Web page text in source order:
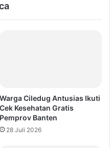
Warga Ciledug Antusias Ikuti
Cek Kesehatan Gratis
Pemprov Banten
28 Juli 2026